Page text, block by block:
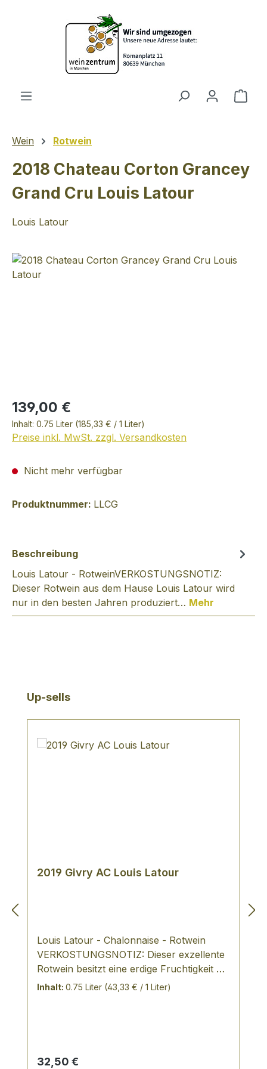
Zum Hauptinhalt springen
Wein Rotwein
2018 Chateau Corton Grancey
Grand Cru Louis Latour
Louis Latour
Bildergalerie überspringen
139,00 €
Inhalt: 0.75 Liter (185,33 € / 1 Liter)
Preise inkl. MwSt. zzgl. Versandkosten
Nicht mehr verfügbar
Produktnummer: LLCG
Beschreibung
Louis Latour - RotweinVERKOSTUNGSNOTIZ:
Dieser Rotwein aus dem Hause Louis Latour wird
nur in den besten Jahren produziert… Mehr
Produktgalerie überspringen
Up-sells
2019 Givry AC Louis Latour
Louis Latour - Chalonnaise - Rotwein
VERKOSTUNGSNOTIZ: Dieser exzellente
Rotwein besitzt eine erdige Fruchtigkeit mit
Kirsch- und Himbeeraromen, körperreich
schon beschränkten sich viele Winzer -
Inhalt: 0.75 Liter (43,33 € / 1 Liter)
Regulärer Preis:
32,50 €